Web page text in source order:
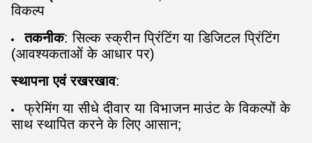
विकल्प
तकनीक: सिल्क स्क्रीन प्रिंटिंग या डिजिटल प्रिंटिंग
(आवश्यकताओं के आधार पर)
स्थापना एवं रखरखाव:
फ्रेमिंग या सीधे दीवार या विभाजन माउंट के विकल्पों के
साथ स्थापित करने के लिए आसान;